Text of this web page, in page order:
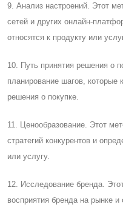
9. Анализ настроений. Этот
сетей и других онлайн-
относятся к продукту или
10. Путь принятия решения о
планирование шагов, которые
решения о покупке.
11. Ценообразование. Этот
стратегий конкурентов и
или услугу.
12. Исследование бренда.
восприятия бренда на рынке и